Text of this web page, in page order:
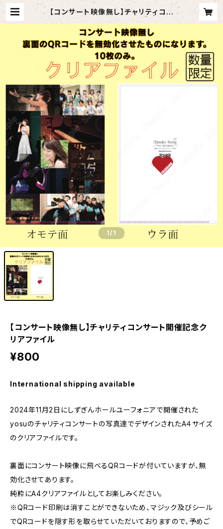
【コンサート映像無し】チャリティコン
サート開催記念クリアファイル | mer
cimusic
1/1
【コンサート映像無し】チャリティコンサート開催記念ク
リアファイル
¥800
International shipping available
2024年11月2日にしずぎんホールユーフォニアで開催された
yosuのチャリティコンサートの写真達でデザインされたA４サイズ
のクリアファイルです。
裏面にコンサート映像に飛べるQRコードが付いていますが、無
効化させてあります。
純粋にA4クリアファイルとしてお楽しみください。
※QRコード印刷は消すことができないため、マジック及びシール
でQRコードを隠す形を取らせていただいておりますので、予めご